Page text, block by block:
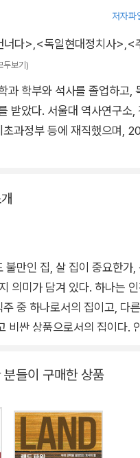
교훈을 얻어야 한다.
저자파
너다> <독일현대정치사> <
두보기)
과 학부와 석사를 졸업하고,
받았다. 서울대 역사연구소,
초과정부 등에 재직했으며,
학 등의 주제를 탐구해왔다.
를 번역했고, 『주택, 시장보
음, 2022)을 저술했다.
불만인 집, 살 집이 중요한가,
중 하나로서의 집이고, 다
비싼 상품으로서의 집이다.
집은 다루기 어렵다. 의지만으
세 지어질 수도 없으며, 집
유지보수도 해야 하기 때문
이해관계의 충돌이 계속 발생
들이 구매한 상품